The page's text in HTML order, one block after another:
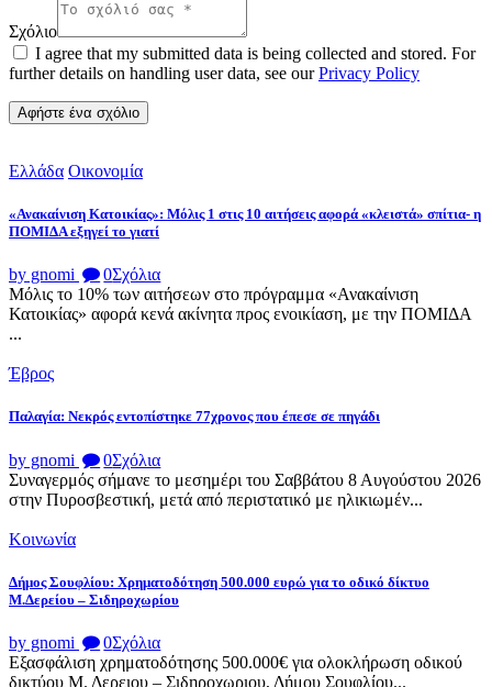
Σχόλιο
I agree that my submitted data is being collected and stored. For
further details on handling user data, see ourPrivacy Policy
Ελλάδα Οικονομία
«Ανακαίνιση Κατοικίας»: Μόλις 1 στις 10 αιτήσεις αφορά «κλειστά» σπίτια- η
ΠΟΜΙΔΑ εξηγεί το γιατί
by gnomi 0Σχόλια
Μόλις το 10% των αιτήσεων στο πρόγραμμα «Ανακαίνιση
Κατοικίας» αφορά κενά ακίνητα προς ενοικίαση, με την ΠΟΜΙΔΑ
...
Έβρος
Παλαγία: Νεκρός εντοπίστηκε 77χρονος που έπεσε σε πηγάδι
by gnomi 0Σχόλια
Συναγερμός σήμανε το μεσημέρι του Σαββάτου 8 Αυγούστου 2026
στην Πυροσβεστική, μετά από περιστατικό με ηλικιωμέν...
Κοινωνία
Δήμος Σουφλίου: Χρηματοδότηση 500.000 ευρώ για το οδικό δίκτυο
Μ.Δερείου – Σιδηροχωρίου
by gnomi 0Σχόλια
Εξασφάλιση χρηματοδότησης 500.000€ για ολοκλήρωση οδικού
δικτύου Μ. Δερειου – Σιδηροχωριου, Δήμου Σουφλίου...